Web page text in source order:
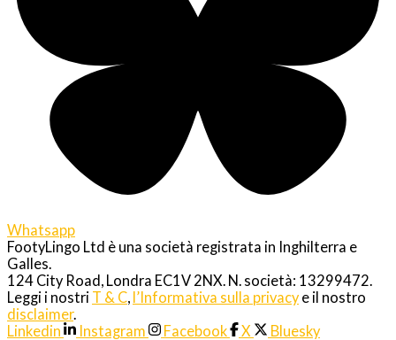
Whatsapp
FootyLingo Ltd è una società registrata in Inghilterra e
Galles.
124 City Road, Londra EC1V 2NX. N. società: 13299472.
Leggi i nostri T & C l’Informativa sulla privacy e il nostro
disclaimer.
Linkedin
Instagram Facebook X Bluesky